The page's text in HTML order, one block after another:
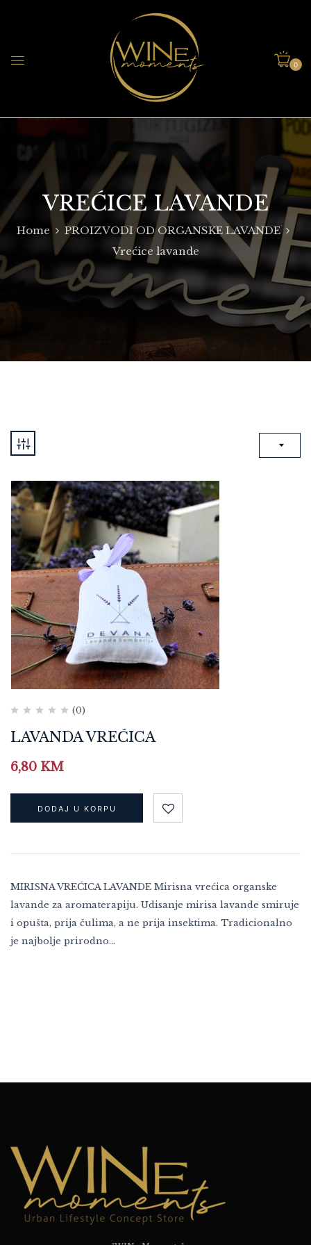
0
VREĆICE LAVANDE
Home
PROIZVODI OD ORGANSKE LAVANDE
Vrećice lavande
(0)
LAVANDA VREĆICA
6,80 KM
DODAJ U KORPU
MIRISNA VREĆICA LAVANDE Mirisna vrećica organske
lavande za aromaterapiju. Udisanje mirisa lavande smiruje
i opušta, prija čulima, a ne prija insektima. Tradicionalno
je najbolje prirodno…